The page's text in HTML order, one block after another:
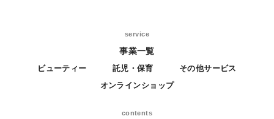
service
事業一覧
ビューティー 託児・保育
その他サービス
オンラインショップ
contents